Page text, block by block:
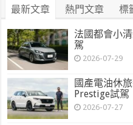
最新文章 熱門文章 標
法國都會小
駕
2026-07-29
國產電油休
Prestige試駕
2026-07-27